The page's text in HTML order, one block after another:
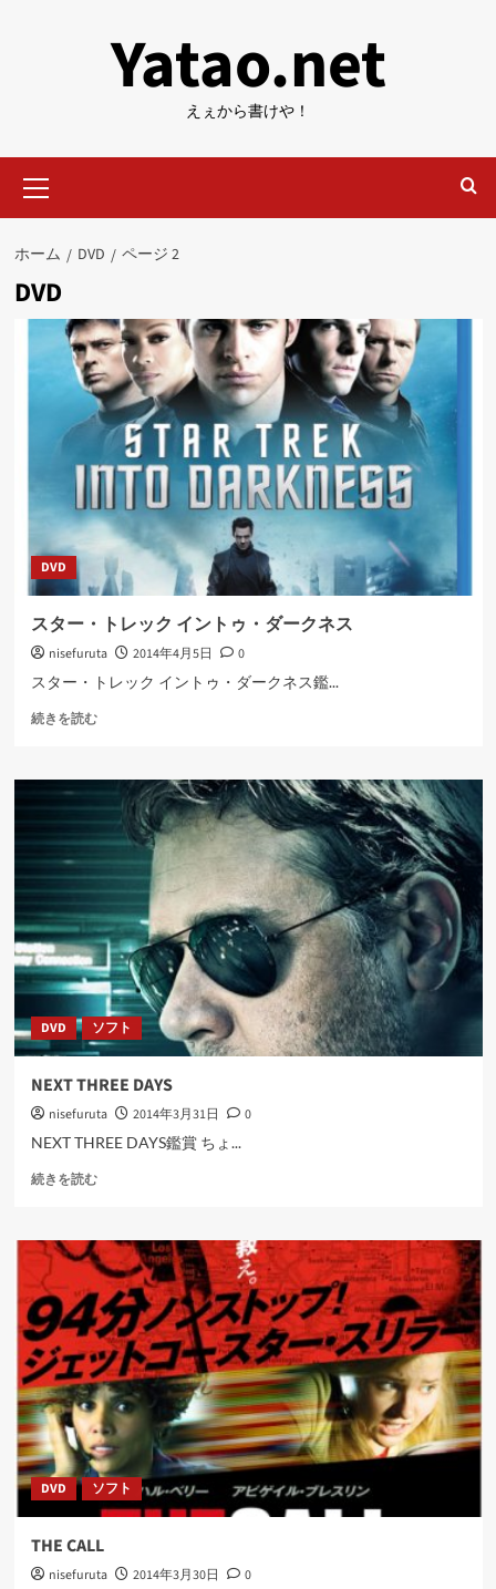
Yatao.net
えぇから書けや！
イ
ン
ニ
ュ
ー
ホーム DVD ページ 2
DVD
DVD
スター・トレック イントゥ・ダークネス
nisefuruta 2014年4月5日
0
スター・トレック イントゥ・ダークネス鑑...
続きを読むス
ト
ッ
ク
イ
ン
ゥ・
ダ
ー
ク
ネ
ス
に
い
て
さ
に
DVD ソフト
NEXT THREE DAYS
nisefuruta 2014年3月31日
0
NEXT THREE DAYS鑑賞 ちょ...
続きを読むNEXT
に
つ
い
て
さ
ら
に
読
む
DVD ソフト
THE CALL
nisefuruta 2014年3月30日
0